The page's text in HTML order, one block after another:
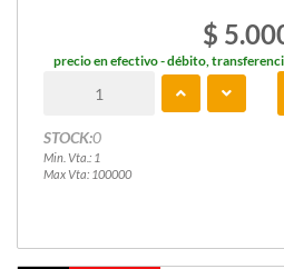
$
precio en efectivo - débito,
STOCK:0
Min. Vta.: 1
Max Vta: 100000